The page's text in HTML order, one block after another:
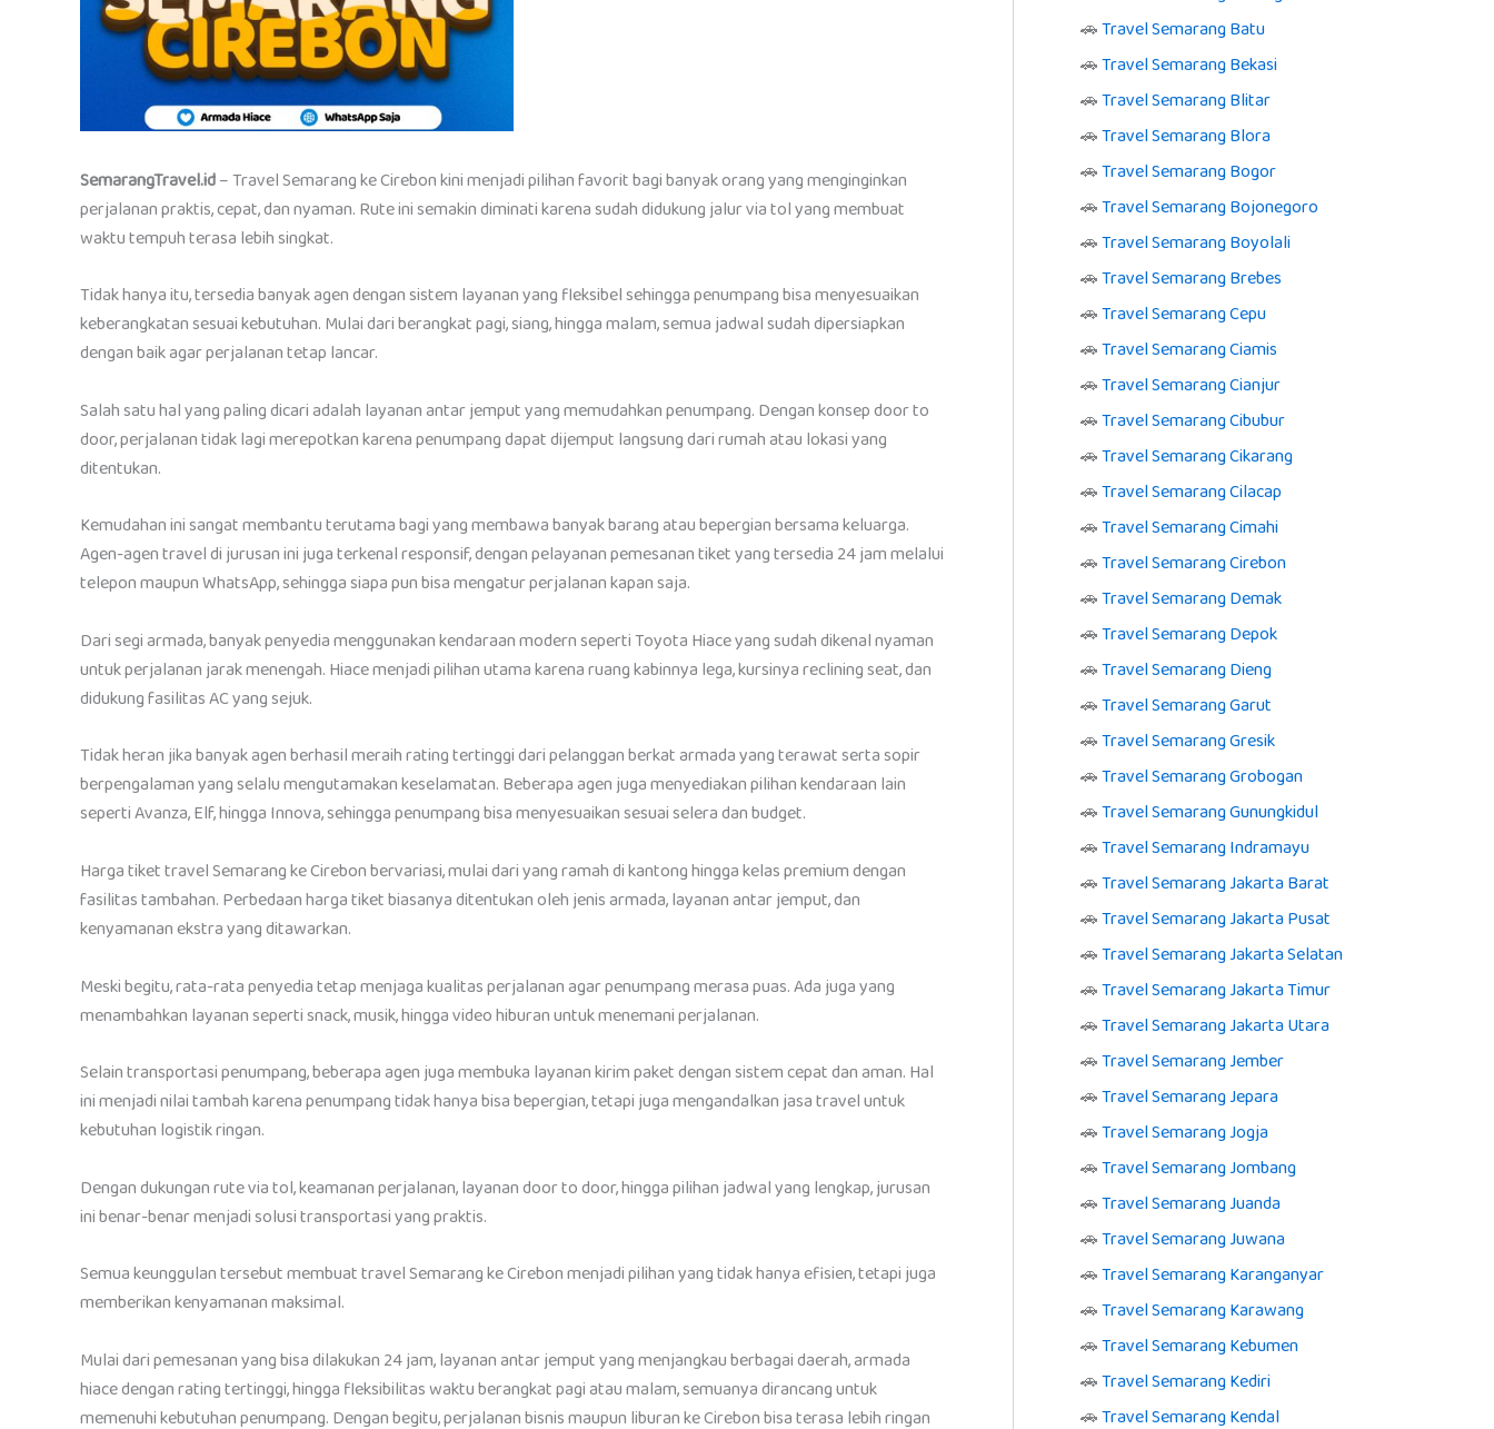
SemarangTravel.id– Travel Semarang ke Cirebon kini menjadi pilihan favorit bagi banyak orang yang menginginkan
perjalanan praktis, cepat, dan nyaman. Rute ini semakin diminati karena sudah didukung jalur via tol yang membuat
waktu tempuh terasa lebih singkat.
Tidak hanya itu, tersedia banyak agen dengan sistem layanan yang fleksibel sehingga penumpang bisa menyesuaikan
keberangkatan sesuai kebutuhan. Mulai dari berangkat pagi, siang, hingga malam, semua jadwal sudah dipersiapkan
dengan baik agar perjalanan tetap lancar.
Salah satu hal yang paling dicari adalah layanan antar jemput yang memudahkan penumpang. Dengan konsep door to
door, perjalanan tidak lagi merepotkan karena penumpang dapat dijemput langsung dari rumah atau lokasi yang
ditentukan.
Kemudahan ini sangat membantu terutama bagi yang membawa banyak barang atau bepergian bersama keluarga.
Agen-agen travel di jurusan ini juga terkenal responsif, dengan pelayanan pemesanan tiket yang tersedia 24 jam melalui
telepon maupun WhatsApp, sehingga siapa pun bisa mengatur perjalanan kapan saja.
Dari segi armada, banyak penyedia menggunakan kendaraan modern seperti Toyota Hiace yang sudah dikenal nyaman
untuk perjalanan jarak menengah. Hiace menjadi pilihan utama karena ruang kabinnya lega, kursinya reclining seat, dan
didukung fasilitas AC yang sejuk.
Tidak heran jika banyak agen berhasil meraih rating tertinggi dari pelanggan berkat armada yang terawat serta sopir
berpengalaman yang selalu mengutamakan keselamatan. Beberapa agen juga menyediakan pilihan kendaraan lain
seperti Avanza, Elf, hingga Innova, sehingga penumpang bisa menyesuaikan sesuai selera dan budget.
Harga tiket travel Semarang ke Cirebon bervariasi, mulai dari yang ramah di kantong hingga kelas premium dengan
fasilitas tambahan. Perbedaan harga tiket biasanya ditentukan oleh jenis armada, layanan antar jemput, dan
kenyamanan ekstra yang ditawarkan.
Meski begitu, rata-rata penyedia tetap menjaga kualitas perjalanan agar penumpang merasa puas. Ada juga yang
menambahkan layanan seperti snack, musik, hingga video hiburan untuk menemani perjalanan.
Selain transportasi penumpang, beberapa agen juga membuka layanan kirim paket dengan sistem cepat dan aman. Hal
ini menjadi nilai tambah karena penumpang tidak hanya bisa bepergian, tetapi juga mengandalkan jasa travel untuk
kebutuhan logistik ringan.
Dengan dukungan rute via tol, keamanan perjalanan, layanan door to door, hingga pilihan jadwal yang lengkap, jurusan
ini benar-benar menjadi solusi transportasi yang praktis.
Semua keunggulan tersebut membuat travel Semarang ke Cirebon menjadi pilihan yang tidak hanya efisien, tetapi juga
memberikan kenyamanan maksimal.
Mulai dari pemesanan yang bisa dilakukan 24 jam, layanan antar jemput yang menjangkau berbagai daerah, armada
hiace dengan rating tertinggi, hingga fleksibilitas waktu berangkat pagi atau malam, semuanya dirancang untuk
memenuhi kebutuhan penumpang. Dengan begitu, perjalanan bisnis maupun liburan ke Cirebon bisa terasa lebih ringan
🚗Travel Semarang Batu
🚗Travel Semarang Bekasi
🚗Travel Semarang Blitar
🚗Travel Semarang Blora
🚗Travel Semarang Bogor
🚗Travel Semarang Bojonegoro
🚗Travel Semarang Boyolali
🚗Travel Semarang Brebes
🚗Travel Semarang Cepu
🚗Travel Semarang Ciamis
🚗Travel Semarang Cianjur
🚗Travel Semarang Cibubur
🚗Travel Semarang Cikarang
🚗Travel Semarang Cilacap
🚗Travel Semarang Cimahi
🚗Travel Semarang Cirebon
🚗Travel Semarang Demak
🚗Travel Semarang Depok
🚗Travel Semarang Dieng
🚗Travel Semarang Garut
🚗Travel Semarang Gresik
🚗Travel Semarang Grobogan
🚗Travel Semarang Gunungkidul
🚗Travel Semarang Indramayu
🚗Travel Semarang Jakarta Barat
🚗Travel Semarang Jakarta Pusat
🚗Travel Semarang Jakarta Selatan
🚗Travel Semarang Jakarta Timur
🚗Travel Semarang Jakarta Utara
🚗Travel Semarang Jember
🚗Travel Semarang Jepara
🚗Travel Semarang Jogja
🚗Travel Semarang Jombang
🚗Travel Semarang Juanda
🚗Travel Semarang Juwana
🚗Travel Semarang Karanganyar
🚗Travel Semarang Karawang
🚗Travel Semarang Kebumen
🚗Travel Semarang Kediri
🚗Travel Semarang Kendal